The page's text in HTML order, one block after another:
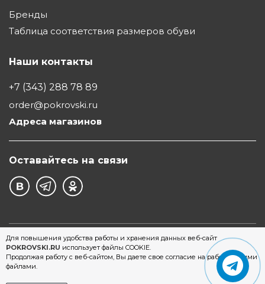
Для повышения удобства работы и хранения данных веб-сайт
POKROVSKI.RU использует файлы COOKIE.
Продолжая работу с веб-сайтом, Вы даете свое согласие на работу с этими
файлами.
Бренды
Таблица соответствия размеров обуви
Наши контакты
+7 (343) 288 78 89
order@pokrovski.ru
Адреса магазинов
Оставайтесь на связи
©1997 - 2026 Обувной Дом "Покровский" - сеть
магазинов обуви в Екатеринбурге